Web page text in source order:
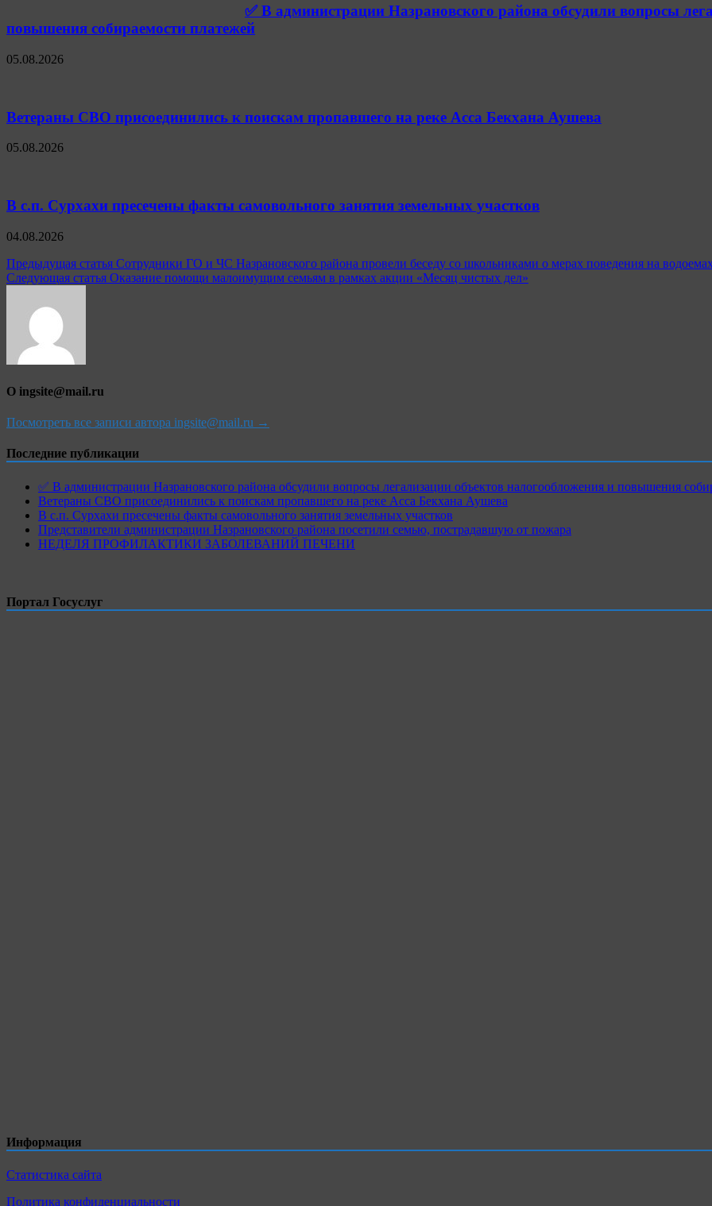
✅ В администрации Назрановского района обсудили вопросы
повышения собираемости платежей
05.08.2026
Ветераны СВО присоединились к поискам пропавшего на реке Асса Бекхана Аушева
05.08.2026
В с.п. Сурхахи пресечены факты самовольного занятия земельных участков
04.08.2026
Навигация
по
записям
Предыдущая статья Сотрудники ГО и ЧС Назрановского района провели беседу со школьниками о мерах поведения на
Следующая статья Оказание помощи малоимущим семьям в рамках акции «Месяц чистых дел»
О ingsite@mail.ru
Посмотреть все записи автора ingsite@mail.ru →
Последние публикации
✅ В администрации Назрановского района обсудили вопросы легализации объектов налогообложения и повышения
Ветераны СВО присоединились к поискам пропавшего на реке Асса Бекхана Аушева
В с.п. Сурхахи пресечены факты самовольного занятия земельных участков
Представители администрации Назрановского района посетили семью, пострадавшую от пожара
НЕДЕЛЯ ПРОФИЛАКТИКИ ЗАБОЛЕВАНИЙ ПЕЧЕНИ
Портал Госуслуг
Информация
Статистика сайта
Политика конфиденциальности